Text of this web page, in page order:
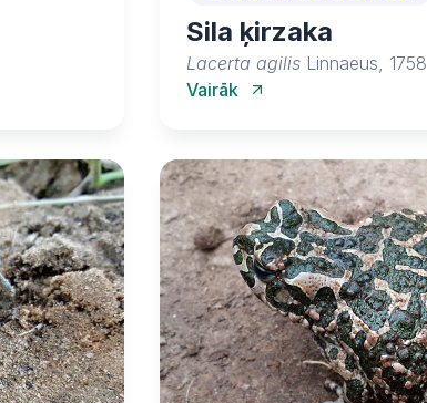
Sila ķirzaka
Lacerta agilis Linnaeus, 1758
Vairāk